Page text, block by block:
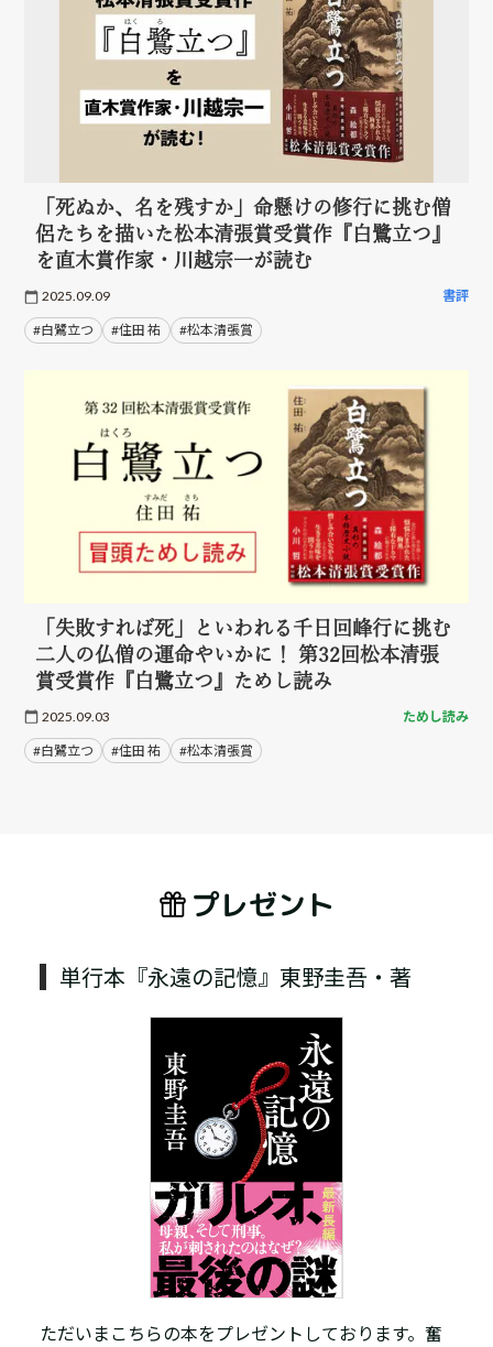
「死ぬか、名を残すか」命懸けの修行に挑む僧
侶たちを描いた松本清張賞受賞作『白鷺立つ』
を直木賞作家・川越宗一が読む
2025.09.09 書評
#白鷺立つ #住田 祐 #松本清張賞
「失敗すれば死」といわれる千日回峰行に挑む
二人の仏僧の運命やいかに！ 第32回松本清張
賞受賞作『白鷺立つ』ためし読み
2025.09.03 ためし読み
#白鷺立つ #住田 祐 #松本清張賞
プレゼント
単行本『永遠の記憶』東野圭吾・著
ただいまこちらの本をプレゼントしております。奮